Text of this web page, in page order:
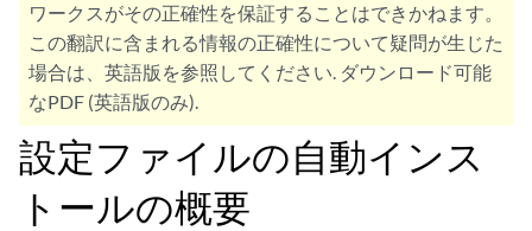
ワークスがその正確性を保証することはできかねます。
この翻訳に含まれる情報の正確性について疑問が生じた
場合は、英語版を参照してください. ダウンロード可能
なPDF (英語版のみ).
設定ファイルの自動インス
トールの概要